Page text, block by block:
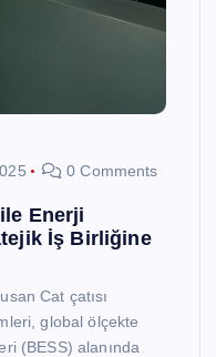
0 Comments
Enerji
İş Birliğine
Cat çatısı
global ölçekte
(BESS) alanında